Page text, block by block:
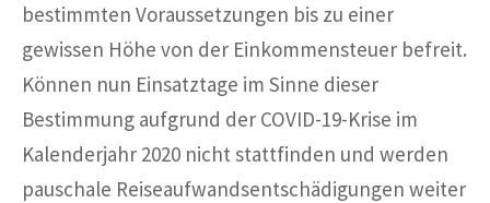
bestimmten Voraussetzungen bis zu einer
gewissen Höhe von der Einkommensteuer befreit.
Können nun Einsatztage im Sinne dieser
Bestimmung aufgrund der COVID-19-Krise im
Kalenderjahr 2020 nicht stattfinden und werden
pauschale Reiseaufwandsentschädigungen weiter